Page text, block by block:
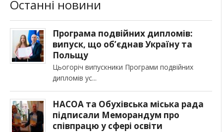
Останні новини
Програма подвійних дипломів:
випуск, що об’єднав Україну та
Польщу
Цьогоріч випускники Програми подвійних
дипломів ус
НАСОА та Обухівська міська рада
підписали Меморандум про
співпрацю у сфері освіти